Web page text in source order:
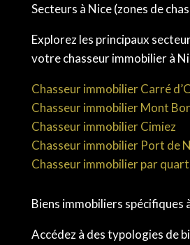
Secteurs à Nice (zones de
Explorez les principaux
votre chasseur immobilier à
Chasseur immobilier Carré
Chasseur immobilier Mont
Chasseur immobilier Cimiez
Chasseur immobilier Port de
Chasseur immobilier par
Biens immobiliers spécifiques
Accédez à des typologies de